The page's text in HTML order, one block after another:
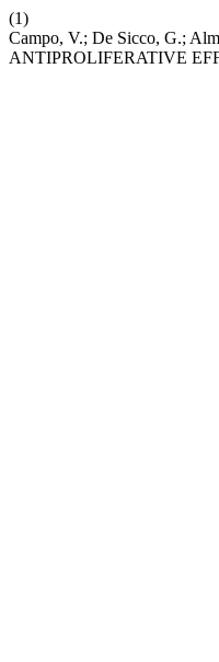
(1)
Campo, V.; De Sicco, G.;
ANTIPROLIFERATIVE